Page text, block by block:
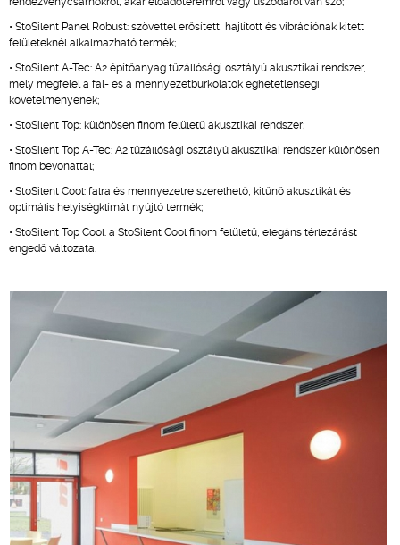
• StoSilent Panel Robust: szövettel erősített, hajlított és vibrációnak kitett
felületeknél alkalmazható termék;
• StoSilent A-Tec: A2 építőanyag tűzállósági osztályú akusztikai rendszer,
mely megfelel a fal- és a mennyezetburkolatok éghetetlenségi
követelményének;
• StoSilent Top: különösen finom felületű akusztikai rendszer;
• StoSilent Top A-Tec: A2 tűzállósági osztályú akusztikai rendszer különösen
finom bevonattal;
• StoSilent Cool: falra és mennyezetre szerelhető, kitűnő akusztikát és
optimális helyiségklímát nyújtó termék;
• StoSilent Top Cool: a StoSilent Cool finom felületű, elegáns térlezárást
engedő változata.